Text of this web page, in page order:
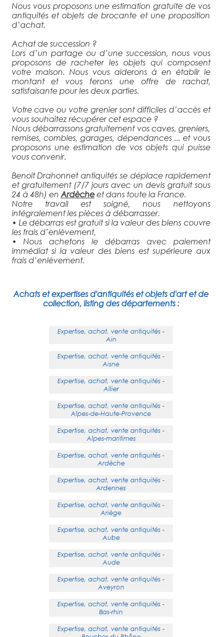
Nous vous proposons une estimation gratuite de vos
antiquités et objets de brocante et une proposition
d’achat.
Achat de succession ?
Lors d’un partage ou d’une succession, nous vous
proposons de racheter les objets qui composent
votre maison. Nous vous aiderons à en établir le
montant et vous ferons une offre de rachat,
satisfaisante pour les deux parties.
Votre cave ou votre grenier sont difficiles d’accès et
vous souhaitez récupérer cet espace ?
Nous débarrassons gratuitement vos caves, greniers,
remises, combles, garages, dépendances ... et vous
proposons une estimation de vos objets qui puisse
vous convenir.
Benoit Drahonnet antiquités se déplace rapidement
et gratuitement (7/7 jours avec un devis gratuit sous
24 à 48h) en Ardècheet dans toute la France.
Notre travail est soigné, nous nettoyons
intégralement les pièces à débarrasser.
• Le débarras est gratuit si la valeur des biens couvre
les frais d’enlèvement,
• Nous achetons le débarras avec paiement
immédiat si la valeur des biens est supérieure aux
frais d’enlèvement.
Achats et expertises d'antiquités et objets d'art et de
collection, listing des départements :
Expertise, achat, vente antiquités -
Ain
Expertise, achat, vente antiquités -
Aisne
Expertise, achat, vente antiquités -
Allier
Expertise, achat, vente antiquités -
Alpes-de-Haute-Provence
Expertise, achat, vente antiquités -
Alpes-maritimes
Expertise, achat, vente antiquités -
Ardèche
Expertise, achat, vente antiquités -
Ardennes
Expertise, achat, vente antiquités -
Ariège
Expertise, achat, vente antiquités -
Aube
Expertise, achat, vente antiquités -
Aude
Expertise, achat, vente antiquités -
Aveyron
Expertise, achat, vente antiquités -
Bas-rhin
Expertise, achat, vente antiquités -